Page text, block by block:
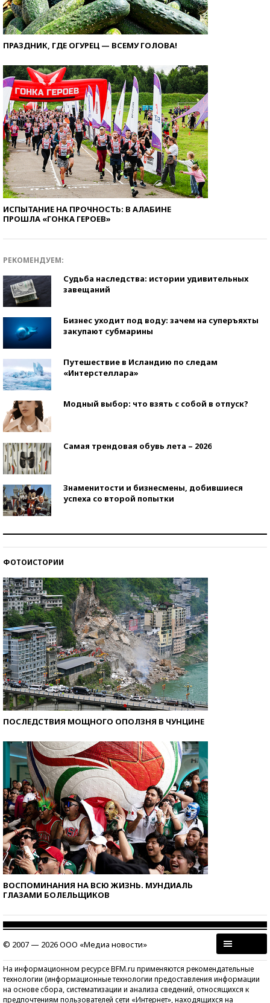
ПРАЗДНИК, ГДЕ ОГУРЕЦ — ВСЕМУ ГОЛОВА!
ИСПЫТАНИЕ НА ПРОЧНОСТЬ: В АЛАБИНЕ
ПРОШЛА «ГОНКА ГЕРОЕВ»
РЕКОМЕНДУЕМ:
Судьба наследства: истории удивительных
завещаний
Бизнес уходит под воду: зачем на суперъяхты
закупают субмарины
Путешествие в Исландию по следам
«Интерстеллара»
Модный выбор: что взять с собой в отпуск?
Самая трендовая обувь лета – 2026
Знаменитости и бизнесмены, добившиеся
успеха со второй попытки
ФОТОИСТОРИИ
ПОСЛЕДСТВИЯ МОЩНОГО ОПОЛЗНЯ В ЧУНЦИНЕ
ВОСПОМИНАНИЯ НА ВСЮ ЖИЗНЬ. МУНДИАЛЬ
ГЛАЗАМИ БОЛЕЛЬЩИКОВ
© 2007 — 2026 ООО «Медиа новости»
На информационном ресурсе BFM.ru применяются рекомендательные
технологии (информационные технологии предоставления информации
на основе сбора, систематизации и анализа сведений, относящихся к
предпочтениям пользователей сети «Интернет», находящихся на